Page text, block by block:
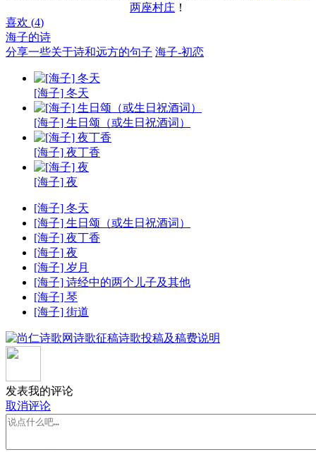
两座村庄 ！
喜欢 (4)
海子的诗
分享一些关于诗和远方的句子 海子-初恋
[海子] 冬天
[海子] 生日颂（或生日祝酒词）
[海子] 夜丁香
[海子] 夜
[海子] 冬天
[海子] 生日颂（或生日祝酒词）
[海子] 夜丁香
[海子] 夜
[海子] 岁月
[海子] 诗经中的两个儿子及其他
[海子] 琴
[海子] 街道
发表我的评论
取消评论